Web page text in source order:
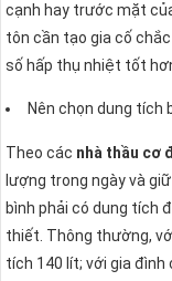
cạnh hay trước mặt
tôn cần tạo gia cố
số hấp thụ nhiệt tốt
Nên chọn dung tích
Theo các nhà thầu cơ
lượng trong ngày và
bình phải có dung tích
thiết. Thông thường,
tích 140 lít; với gia đình